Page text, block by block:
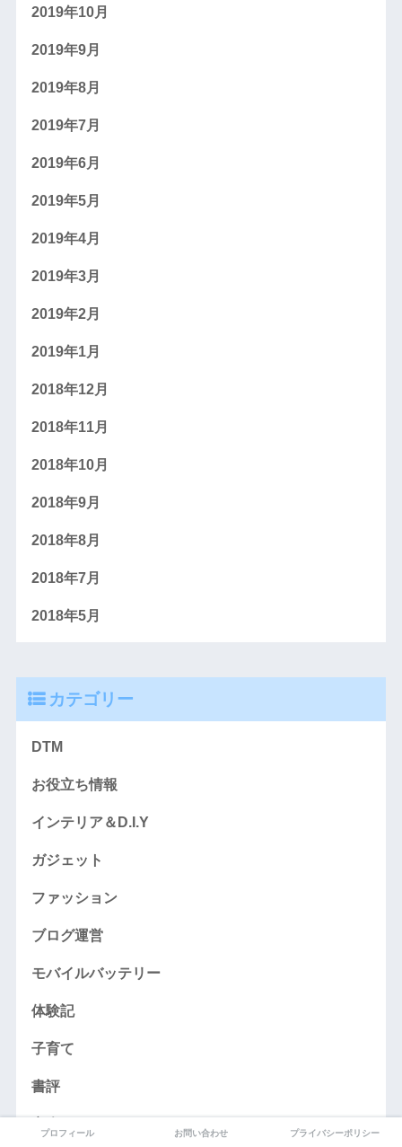
2019年10月
2019年9月
2019年8月
2019年7月
2019年6月
2019年5月
2019年4月
2019年3月
2019年2月
2019年1月
2018年12月
2018年11月
2018年10月
2018年9月
2018年8月
2018年7月
2018年5月
カテゴリー
DTM
お役立ち情報
インテリア＆D.I.Y
ガジェット
ファッション
ブログ運営
モバイルバッテリー
体験記
子育て
書評
音楽
プロフィール お問い合わせ プライバシーポリシー